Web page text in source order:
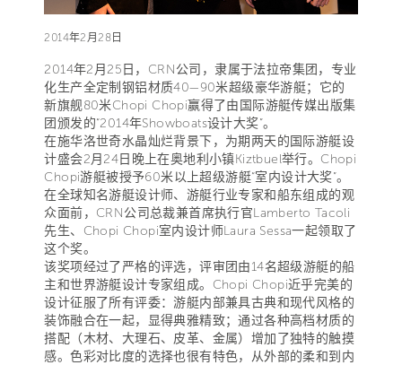
2014年2月28日
2014年2月25日，CRN公司，隶属于法拉帝集团，专业
化生产全定制钢铝材质40—90米超级豪华游艇；它的
新旗舰80米Chopi Chopi赢得了由国际游艇传媒出版集
团颁发的“2014年Showboats设计大奖”。
在施华洛世奇水晶灿烂背景下，为期两天的国际游艇设
计盛会2月24日晚上在奥地利小镇Kiztbuel举行。Chopi
Chopi游艇被授予60米以上超级游艇“室内设计大奖”。
在全球知名游艇设计师、游艇行业专家和船东组成的观
众面前，CRN公司总裁兼首席执行官Lamberto Tacoli
先生、Chopi Chopi室内设计师Laura Sessa一起领取了
这个奖。
该奖项经过了严格的评选，评审团由14名超级游艇的船
主和世界游艇设计专家组成。Chopi Chopi近乎完美的
设计征服了所有评委：游艇内部兼具古典和现代风格的
装饰融合在一起，显得典雅精致；通过各种高档材质的
搭配（木材、大理石、皮革、金属）增加了独特的触摸
感。色彩对比度的选择也很有特色，从外部的柔和到内